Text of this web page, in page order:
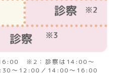
※2：診察は14:00～
～12:00／14:00～16:00